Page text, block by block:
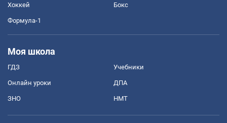
Хоккей Бокс
Формула-1
Моя школа
ГДЗ Учебники
Онлайн уроки ДПА
ЗНО НМТ